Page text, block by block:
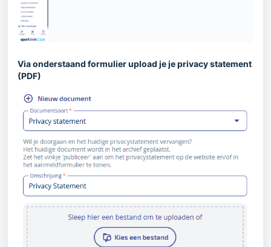
Via onderstaand formulier upload je je privacy statement
(PDF)